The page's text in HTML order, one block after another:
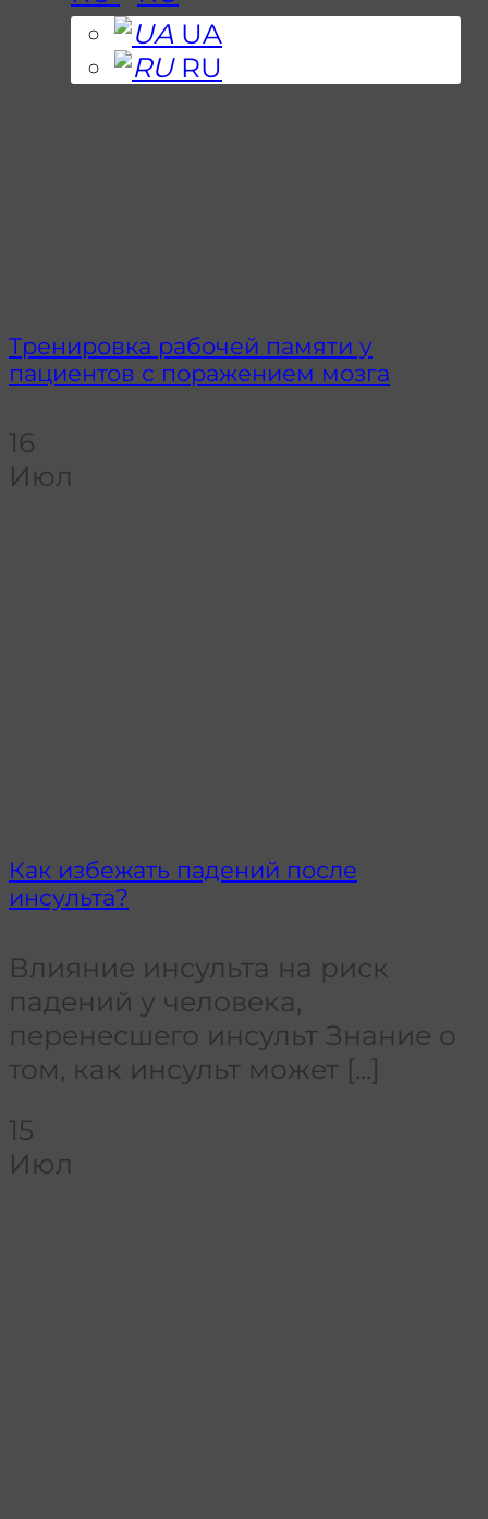
UA
RU
Тренировка рабочей памяти у
пациентов с поражением мозга
16
Июл
Как избежать падений после
инсульта?
Влияние инсульта на риск
падений у человека,
перенесшего инсульт Знание о
том, как инсульт может [...]
15
Июл